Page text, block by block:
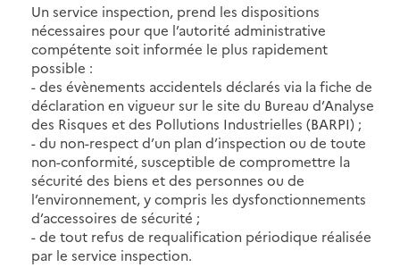
Un service inspection, prend les dispositions
nécessaires pour que l’autorité administrative
compétente soit informée le plus rapidement
possible :
- des évènements accidentels déclarés via la fiche de
déclaration en vigueur sur le site du Bureau d’Analyse
des Risques et des Pollutions Industrielles (BARPI) ;
- du non-respect d’un plan d’inspection ou de toute
non-conformité, susceptible de compromettre la
sécurité des biens et des personnes ou de
l’environnement, y compris les dysfonctionnements
d’accessoires de sécurité ;
- de tout refus de requalification périodique réalisée
par le service inspection.